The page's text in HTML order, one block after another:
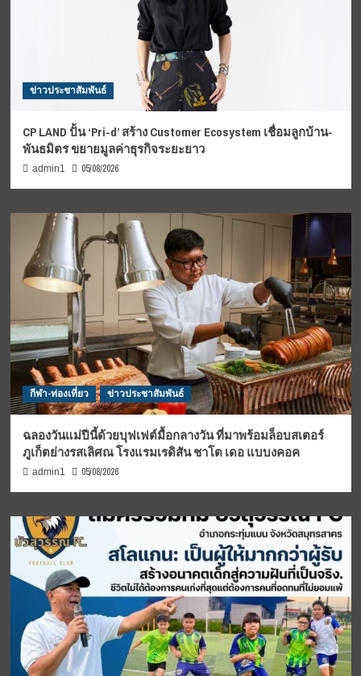
ข่าวประชาสัมพันธ์
CP LAND ปั้น ‘Pri-d’ สร้าง Customer Ecosystem เชื่อมลูกบ้าน-
พันธมิตร ขยายมูลค่าธุรกิจระยะยาว
admin1 05/08/2026
กีฬา-ท่องเที่ยว ข่าวประชาสัมพันธ์
ฉลองวันแม่ปีนี้ด้วยบุฟเฟต์มื้อกลางวัน ที่มาพร้อมล็อบสเตอร์
ภูเก็ตย่างรสเลิศณ โรงแรมเรดิสัน ชาโต เดอ แบบงคอค
admin1 05/08/2026